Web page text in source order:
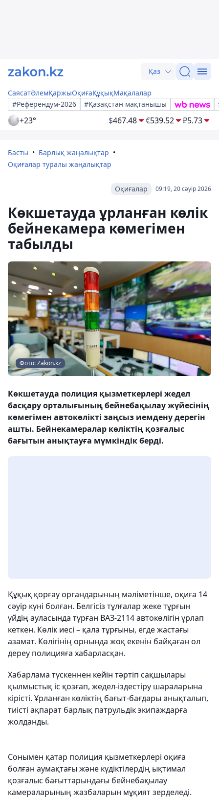
Қаз
СаясатӘлемҚаржыОқиғаҚұқықМақалалар
#Референдум-2026
#Қазақстан мақтанышы
+23° $467.48 €539.52 ₽5.73
Басты
Барлық жаңалықтар
Оқиғалар туралы жаңалықтар
09:19, 20 сәуір 2026
Оқиғалар
Көкшетауда ұрланған көлік
бейнекамера көмегімен
табылды
Фото: Zakon.kz
Көкшетауда полиция қызметкерлері жедел
басқару орталығының бейнебақылау жүйесінің
көмегімен автокөлікті заңсыз иемдену дерегін
ашты. Бейнекамералар көліктің қозғалыс
бағытын анықтауға мүмкіндік берді.
Құқық қорғау органдарының мәліметінше, оқиға 14
сәуір күні болған. Белгісіз тұлғалар жеке тұрғын
үйдің ауласында тұрған ВАЗ-2114 автокөлігін ұрлап
кеткен. Көлік иесі – қала тұрғыны, егде жастағы
азамат. Көлігінің орнында жоқ екенін байқаған ол
дереу полицияға хабарласқан.
Хабарлама түскеннен кейін тәртіп сақшылары
қылмыстық іс қозғап, жедел-іздестіру шараларына
кірісті. Ұрланған көліктің бағыт-бағдары анықталып,
тиісті ақпарат барлық патрульдік экипаждарға
жолданды.
Сонымен қатар полиция қызметкерлері оқиға
болған аумақтағы және күдіктілердің ықтимал
қозғалыс бағыттарындағы бейнебақылау
камераларының жазбаларын мұқият зерделеді.